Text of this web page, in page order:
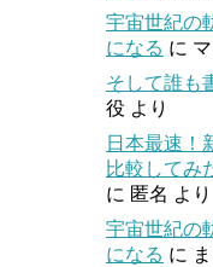
宇宙世紀の
になる に
そして誰も
役 より
日本最速！
比較してみ
に 匿名 より
宇宙世紀の
になる に